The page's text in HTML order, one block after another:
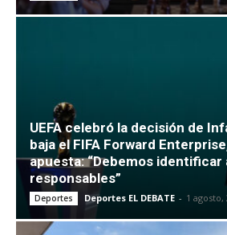
UEFA celebró la decisión de
baja el FIFA Forward
apuesta: “Debemos identificar
responsables”
Deportes Deportes EL DEBATE - 1 agosto,